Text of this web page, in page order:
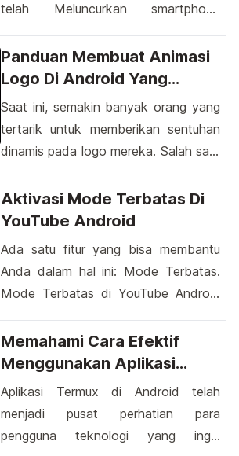
telah Meluncurkan smartphone
spesifikasi yang kian handal dari
produk sebelumnya. PT Aries Indo
Evercoss mengatakana bahwa
dijual dengan harga yang murah
kelasnya. Bukan cuma itu, Evercoss
pun akan […]
Panduan Membuat Animasi
Logo Di Android Yang
Dinamis
Saat ini, semakin banyak orang yang
tertarik untuk memberikan sentuhan
dinamis pada logo mereka. Salah satu
membuat animasi logo langsung dari
perangkat Android. Proses ini tidak
yang menarik, tetapi juga membuka
Melalui langkah-langkah sederhana,
[…]
Aktivasi Mode Terbatas Di
YouTube Android
Ada satu fitur yang bisa membantu
Anda dalam hal ini: Mode Terbatas.
Mode Terbatas di YouTube Android
mengendalikan tampilan konten yang
ditampilkan, sehingga sesuai dengan
Dengan mengaktifkan Mode
Terbatas di YouTube Android, Anda
dapat mengatur sejauh mana
Memahami Cara Efektif
Menggunakan Aplikasi
Termux Di Android
Aplikasi Termux di Android telah
menjadi pusat perhatian para
pengguna teknologi yang ingin